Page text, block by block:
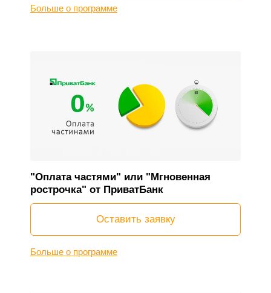
Больше о программе
"Оплата частями" или "Мгновенная
рострочка" от ПриватБанк
Оставить заявку
Больше о программе